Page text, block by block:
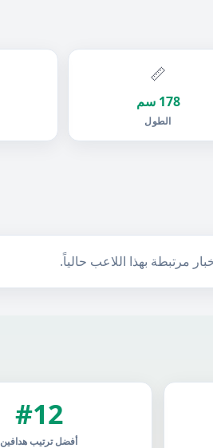
📏
178 سم
الطول
مرتبطة بهذا اللاعب حالياً.
#12
أفضل ترتيب هدافين